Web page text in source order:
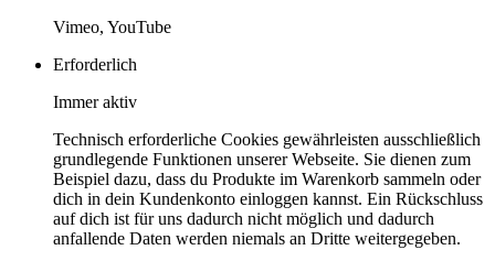
Vimeo, YouTube
Erforderlich
Immer aktiv
Technisch erforderliche Cookies gewährleisten ausschließlich
grundlegende Funktionen unserer Webseite. Sie dienen zum
Beispiel dazu, dass du Produkte im Warenkorb sammeln oder
dich in dein Kundenkonto einloggen kannst. Ein Rückschluss
auf dich ist für uns dadurch nicht möglich und dadurch
anfallende Daten werden niemals an Dritte weitergegeben.